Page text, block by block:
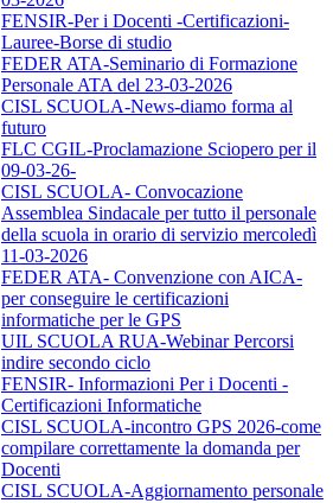
FENSIR-Per i Docenti -Certificazioni-
Lauree-Borse di studio
FEDER ATA-Seminario di Formazione
Personale ATA del 23-03-2026
CISL SCUOLA-News-diamo forma al
futuro
FLC CGIL-Proclamazione Sciopero per il
09-03-26-
CISL SCUOLA- Convocazione
Assemblea Sindacale per tutto il personale
della scuola in orario di servizio mercoledì
11-03-2026
FEDER ATA- Convenzione con AICA-
per conseguire le certificazioni
informatiche per le GPS
UIL SCUOLA RUA-Webinar Percorsi
indire secondo ciclo
FENSIR- Informazioni Per i Docenti -
Certificazioni Informatiche
CISL SCUOLA-incontro GPS 2026-come
compilare correttamente la domanda per
Docenti
CISL SCUOLA-Aggiornamento personale